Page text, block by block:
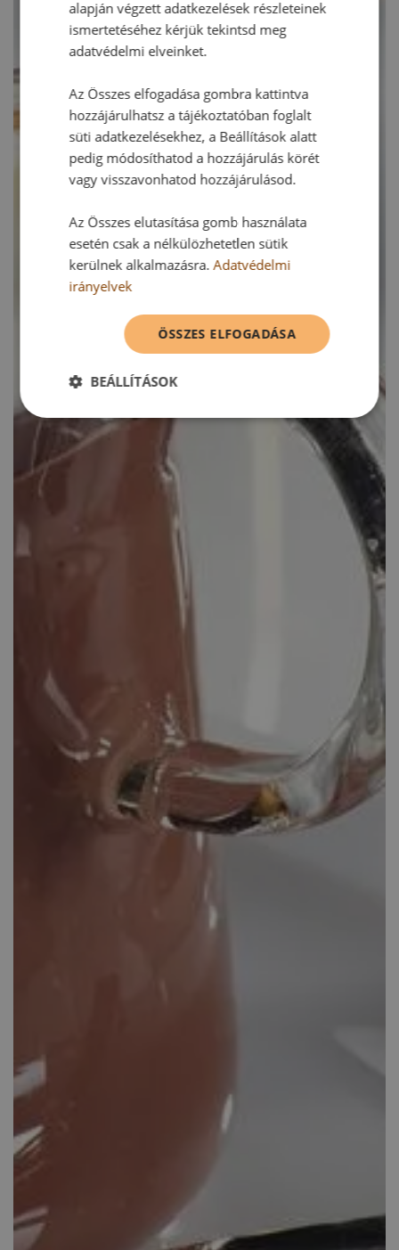
alapján végzett adatkezelések részleteinek
ismertetéséhez kérjük tekintsd meg
adatvédelmi elveinket.
Az Összes elfogadása gombra kattintva
hozzájárulhatsz a tájékoztatóban foglalt
süti adatkezelésekhez, a Beállítások alatt
pedig módosíthatod a hozzájárulás körét
vagy visszavonhatod hozzájárulásod.
Az Összes elutasítása gomb használata
esetén csak a nélkülözhetetlen sütik
kerülnek alkalmazásra.Adatvédelmi
irányelvek
ÖSSZES ELFOGADÁSA
BEÁLLÍTÁSOK